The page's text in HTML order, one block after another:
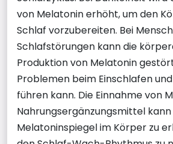
von Melatonin erhöht, um den
Schlaf vorzubereiten. Bei
Schlafstörungen kann die
Produktion von Melatonin
Problemen beim Einschlafen
führen kann. Die Einnahme von
Nahrungsergänzungsmittel
Melatoninspiegel im Körper zu